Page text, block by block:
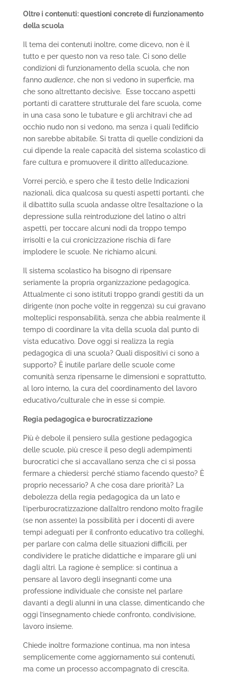
Oltre i contenuti: questioni concrete di funzionamento
della scuola
Il tema dei contenuti inoltre, come dicevo, non è il
tutto e per questo non va reso tale. Ci sono delle
condizioni di funzionamento della scuola, che non
fanno audience, che non si vedono in superficie, ma
che sono altrettanto decisive. Esse toccano aspetti
portanti di carattere strutturale del fare scuola, come
in una casa sono le tubature e gli architravi che ad
occhio nudo non si vedono, ma senza i quali l’edificio
non sarebbe abitabile. Si tratta di quelle condizioni da
cui dipende la reale capacità del sistema scolastico di
fare cultura e promuovere il diritto all’educazione.
Vorrei perciò, e spero che il testo delle Indicazioni
nazionali, dica qualcosa su questi aspetti portanti, che
il dibattito sulla scuola andasse oltre l’esaltazione o la
depressione sulla reintroduzione del latino o altri
aspetti, per toccare alcuni nodi da troppo tempo
irrisolti e la cui cronicizzazione rischia di fare
implodere le scuole. Ne richiamo alcuni.
Il sistema scolastico ha bisogno di ripensare
seriamente la propria organizzazione pedagogica.
Attualmente ci sono istituti troppo grandi gestiti da un
dirigente (non poche volte in reggenza) su cui gravano
molteplici responsabilità, senza che abbia realmente il
tempo di coordinare la vita della scuola dal punto di
vista educativo. Dove oggi si realizza la regia
pedagogica di una scuola? Quali dispositivi ci sono a
supporto? È inutile parlare delle scuole come
comunità senza ripensarne le dimensioni e soprattutto,
al loro interno, la cura del coordinamento del lavoro
educativo/culturale che in esse si compie.
Regia pedagogica e burocratizzazione
Più è debole il pensiero sulla gestione pedagogica
delle scuole, più cresce il peso degli adempimenti
burocratici che si accavallano senza che ci si possa
fermare a chiedersi: perché stiamo facendo questo? È
proprio necessario? A che cosa dare priorità? La
debolezza della regia pedagogica da un lato e
l’iperburocratizzazione dall’altro rendono molto fragile
(se non assente) la possibilità per i docenti di avere
tempi adeguati per il confronto educativo tra colleghi,
per parlare con calma delle situazioni difficili, per
condividere le pratiche didattiche e imparare gli uni
dagli altri. La ragione è semplice: si continua a
pensare al lavoro degli insegnanti come una
professione individuale che consiste nel parlare
davanti a degli alunni in una classe, dimenticando che
oggi l’insegnamento chiede confronto, condivisione,
lavoro insieme.
Chiede inoltre formazione continua, ma non intesa
semplicemente come aggiornamento sui contenuti,
ma come un processo accompagnato di crescita.